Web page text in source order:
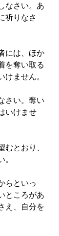
なさい。あ
祈りなさ
には、ほか
を奪い取る
ません。
さい。奪い
いけませ
とおり、
らといっ
ところがあ
え、自分を